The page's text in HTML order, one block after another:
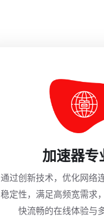
加速器专
通过创新技术，优化网络
稳定性，满足高频宽需求
快流畅的在线体验与